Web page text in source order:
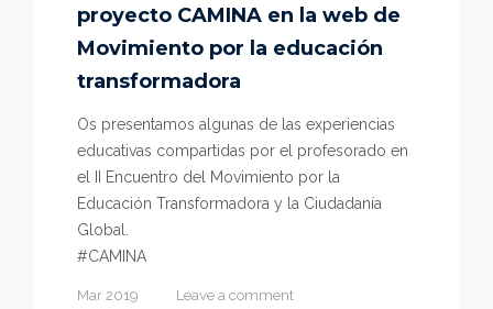
proyecto CAMINA en la web de
Movimiento por la educación
transformadora
Os presentamos algunas de las experiencias
educativas compartidas por el profesorado en
el II Encuentro del Movimiento por la
Educación Transformadora y la Ciudadanía
Global.
#CAMINA
Mar 2019 Leave a comment